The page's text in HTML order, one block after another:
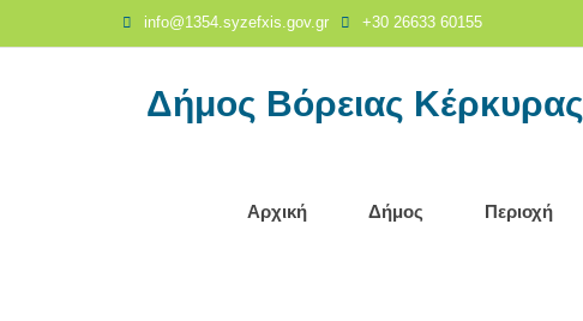
info@1354.syzefxis.gov.gr +30 26633 60155
Δήμος Βόρειας Κέρκυρας
Αρχική Δήμος Περιοχή